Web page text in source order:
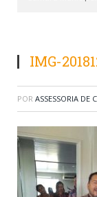
IMG-
POR ASSESSORIA DE